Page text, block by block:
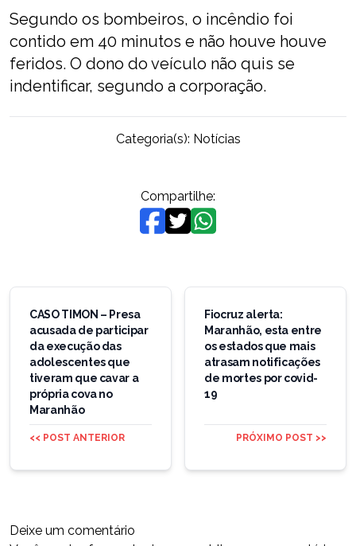
Segundo os bombeiros, o incêndio foi
contido em 40 minutos e não houve houve
feridos. O dono do veículo não quis se
indentificar, segundo a corporação.
Categoria(s): Notícias
Compartilhe:
Navegação
Post
CASO TIMON – Presa
acusada de participar
da execução das
adolescentes que
tiveram que cavar a
própria cova no
Maranhão
<< POST ANTERIOR
Fiocruz alerta:
Maranhão, esta entre
os estados que mais
atrasam notificações
de mortes por covid-
19
PRÓXIMO POST >>
Deixe um comentário